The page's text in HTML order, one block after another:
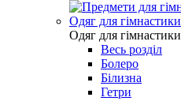
Одяг для гімнастики
Одяг для гімнастики
Весь розділ
Болеро
Білизна
Гетри